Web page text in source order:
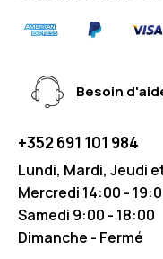
Besoin
+352 691 101 984
Lundi, Mardi, Jeudi
Mercredi 14:00 -
Samedi 9:00 - 18:00
Dimanche - Fermé